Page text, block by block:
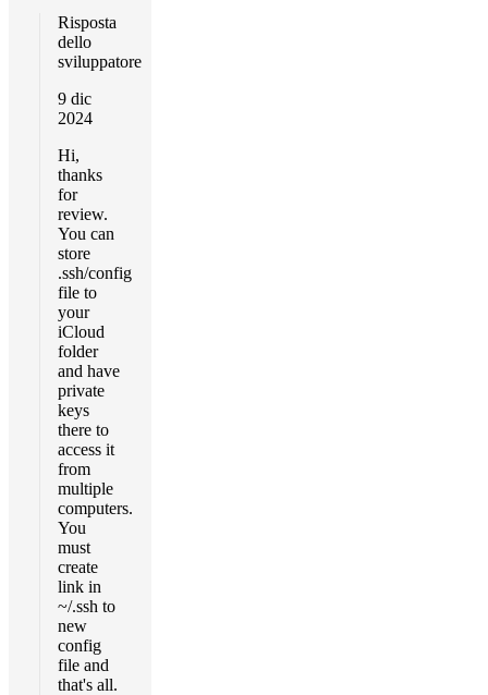
Risposta
dello
sviluppatore
9 dic
2024
Hi,
thanks
for
review.
You can
store
.ssh/config
file to
your
iCloud
folder
and have
private
keys
there to
access it
from
multiple
computers.
You
must
create
link in
~/.ssh to
new
config
file and
that's all.